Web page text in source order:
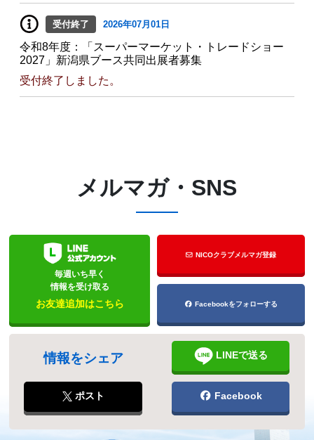
受付終了 2026年07月01日
令和8年度：「スーパーマーケット・トレードショー
2027」新潟県ブース共同出展者募集
受付終了しました。
メルマガ・SNS
毎週いち早く
情報を受け取る
お友達追加はこちら
NICOクラブメルマガ登録
Facebookをフォローする
情報をシェア LINEで送る
ポスト Facebook